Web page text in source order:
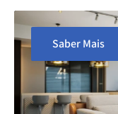
Saber Mais